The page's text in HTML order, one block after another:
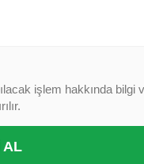
işlem hakkında
AL